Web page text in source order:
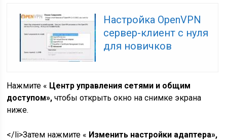
Настройка OpenVPN
сервер-клиент с нуля
для новичков
Нажмите « Центр управления сетями и общим
доступом», чтобы открыть окно на снимке экрана
ниже.
</li>Затем нажмите « Изменить настройки адаптера»,